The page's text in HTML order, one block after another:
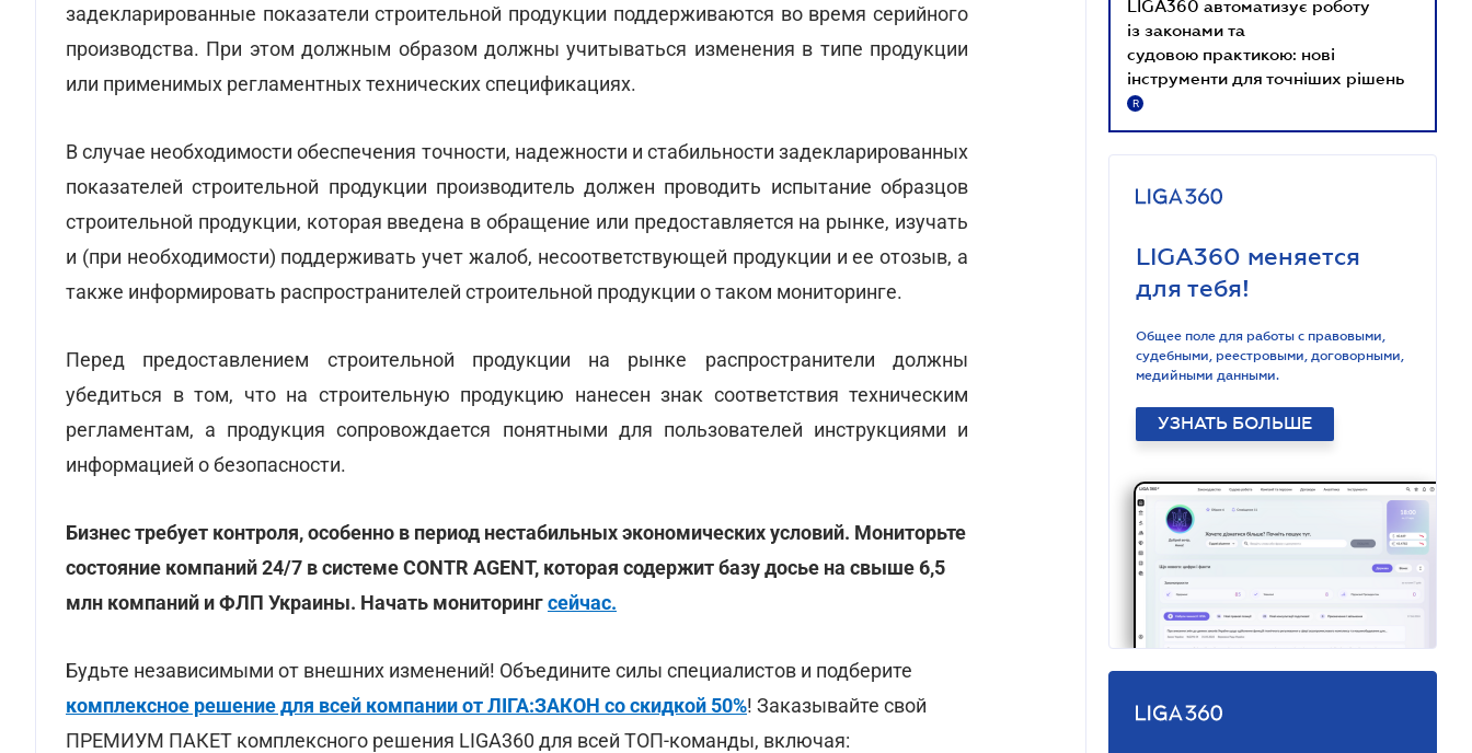
задекларированные показатели строительной продукции поддерживаются во время серийного
производства. При этом должным образом должны учитываться изменения в типе продукции
или применимых регламентных технических спецификациях.
В случае необходимости обеспечения точности, надежности и стабильности задекларированных
показателей строительной продукции производитель должен проводить испытание образцов
строительной продукции, которая введена в обращение или предоставляется на рынке, изучать
и (при необходимости) поддерживать учет жалоб, несоответствующей продукции и ее отозыв, а
также информировать распространителей строительной продукции о таком мониторинге.
Перед предоставлением строительной продукции на рынке распространители должны
убедиться в том, что на строительную продукцию нанесен знак соответствия техническим
регламентам, а продукция сопровождается понятными для пользователей инструкциями и
информацией о безопасности.
Бизнес требует контроля, особенно в период нестабильных экономических условий. Мониторьте
состояние компаний 24/7 в системе CONTR AGENT, которая содержит базу досье на свыше 6,5
млн компаний и ФЛП Украины. Начать мониторингсейчас.
Будьте независимыми от внешних изменений! Объедините силы специалистов и подберите
комплексное решение для всей компании от ЛІГА:ЗАКОН со скидкой 50%! Заказывайте свой
ПРЕМИУМ ПАКЕТ комплексного решения LIGA360 для всей ТОП-команды, включая:
LIGA360 автоматизує роботу
із законами та
судовою практикою: нові
інструменти для точніших рішень
R
LIGA360 меняется
для тебя!
Общее поле для работы с правовыми,
судебными, реестровыми, договорными,
медийными данными.
УЗНАТЬ БОЛЬШЕ